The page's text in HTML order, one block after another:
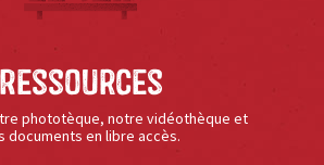
Ressources
phototèque, notre vidéothèque et
documents en libre accès.